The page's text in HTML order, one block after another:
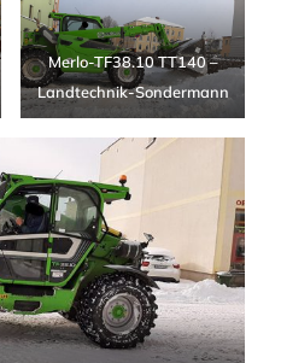
Merlo-TF38.10 TT140 –
Landtechnik-Sondermann